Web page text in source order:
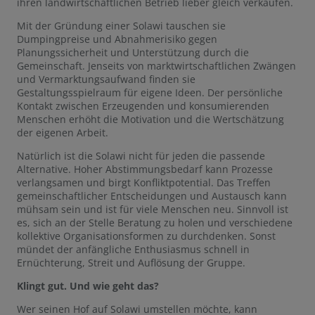
ihren landwirtschaftlichen Betrieb lieber gleich verkaufen.
Mit der Gründung einer Solawi tauschen sie
Dumpingpreise und Abnahmerisiko gegen
Planungssicherheit und Unterstützung durch die
Gemeinschaft. Jenseits von marktwirtschaftlichen Zwängen
und Vermarktungsaufwand finden sie
Gestaltungsspielraum für eigene Ideen. Der persönliche
Kontakt zwischen Erzeugenden und konsumierenden
Menschen erhöht die Motivation und die Wertschätzung
der eigenen Arbeit.
Natürlich ist die Solawi nicht für jeden die passende
Alternative. Hoher Abstimmungsbedarf kann Prozesse
verlangsamen und birgt Konfliktpotential. Das Treffen
gemeinschaftlicher Entscheidungen und Austausch kann
mühsam sein und ist für viele Menschen neu. Sinnvoll ist
es, sich an der Stelle Beratung zu holen und verschiedene
kollektive Organisationsformen zu durchdenken. Sonst
mündet der anfängliche Enthusiasmus schnell in
Ernüchterung, Streit und Auflösung der Gruppe.
Klingt gut. Und wie geht das?
Wer seinen Hof auf Solawi umstellen möchte, kann